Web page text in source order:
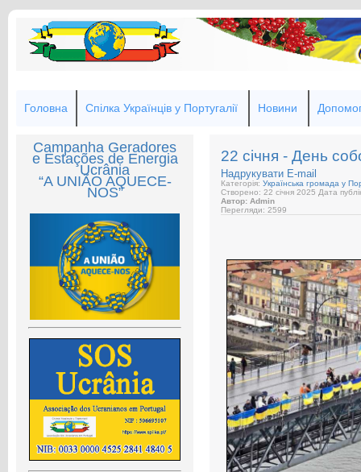
Головна Спілка Українців у Португалії Новини
Campanha Geradores
e Estações de Energia
Ucrânia
“A UNIÃO AQUECE-
NOS”
22 січня - День
Надрукувати E-mail
Категорія:Українська громада у
Створено: 22 січня 2025 Дата
Автор: Admin
Перегляди: 2599